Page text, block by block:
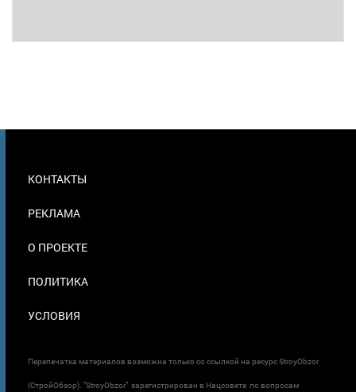
В
КОНТАКТЫ
РЕКЛАМА
О ПРОЕКТЕ
ПОЛИТИКА
УСЛОВИЯ
Перепечатка материалов возможна только со ссылкой на ресурс StroyObzor
(СтройОбзор). "StroyObzor" зарегистрирован в Нацсовете по вопросам